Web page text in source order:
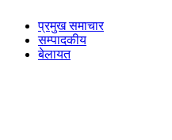
प्रमुख समाचार
सम्पादकीय
बेलायत